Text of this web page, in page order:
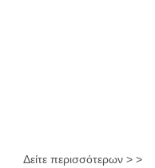
Δείτε περισσότερων > >